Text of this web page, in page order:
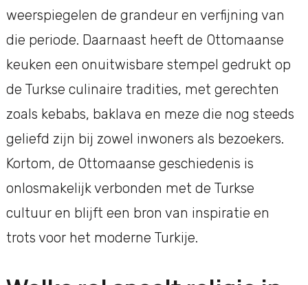
weerspiegelen de grandeur en verfijning van
die periode. Daarnaast heeft de Ottomaanse
keuken een onuitwisbare stempel gedrukt op
de Turkse culinaire tradities, met gerechten
zoals kebabs, baklava en meze die nog steeds
geliefd zijn bij zowel inwoners als bezoekers.
Kortom, de Ottomaanse geschiedenis is
onlosmakelijk verbonden met de Turkse
cultuur en blijft een bron van inspiratie en
trots voor het moderne Turkije.